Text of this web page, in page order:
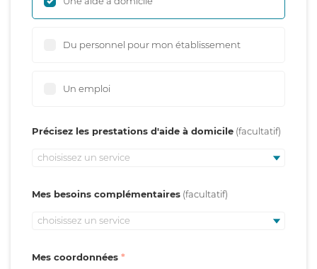
Du personnel pour mon établissement
Un emploi
Précisez les prestations d'aide à domicile
choisissez un service
Mes besoins complémentaires
choisissez un service
Mes coordonnées